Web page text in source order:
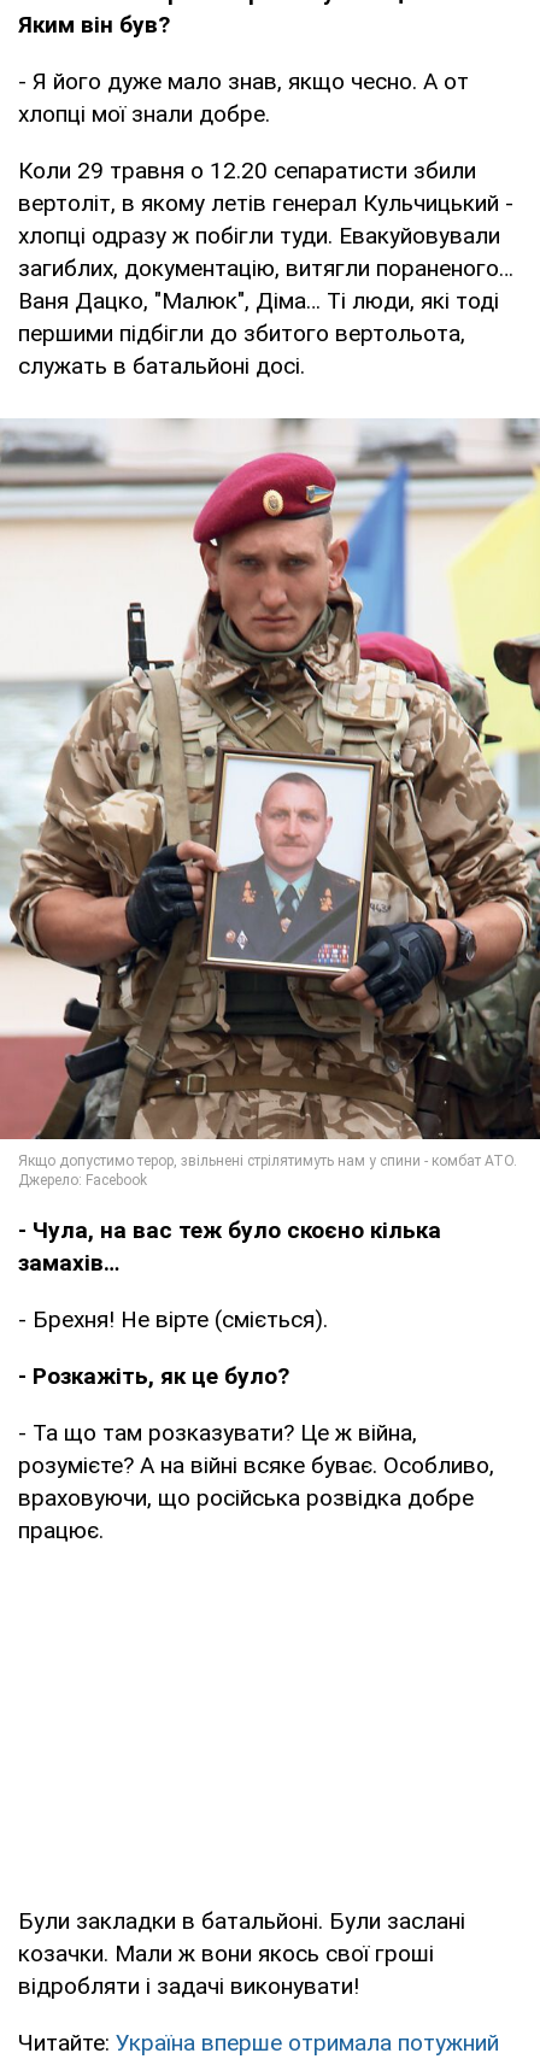
Яким він був?
- Я його дуже мало знав, якщо чесно. А от
хлопці мої знали добре.
Коли 29 травня о 12.20 сепаратисти збили
вертоліт, в якому летів генерал Кульчицький -
хлопці одразу ж побігли туди. Евакуйовували
загиблих, документацію, витягли пораненого…
Ваня Дацко, "Малюк", Діма… Ті люди, які тоді
першими підбігли до збитого вертольота,
служать в батальйоні досі.
- Чула, на вас теж було скоєно кілька
замахів…
- Брехня! Не вірте (сміється).
- Розкажіть, як це було?
- Та що там розказувати? Це ж війна,
розумієте? А на війні всяке буває. Особливо,
враховуючи, що російська розвідка добре
працює.
Були закладки в батальйоні. Були заслані
козачки. Мали ж вони якось свої гроші
відробляти і задачі виконувати!
Читайте: Україна вперше отримала потужний